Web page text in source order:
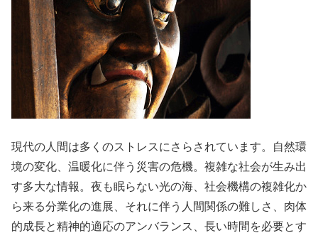
現代の人間は多くのストレスにさらされています。自然環
境の変化、温暖化に伴う災害の危機。複雑な社会が生み出
す多大な情報。夜も眠らない光の海、社会機構の複雑化か
ら来る分業化の進展、それに伴う人間関係の難しさ、肉体
的成長と精神的適応のアンバランス、長い時間を必要とす